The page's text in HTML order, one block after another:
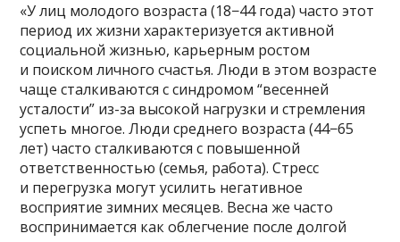
«У лиц молодого возраста (18−44 года) часто этот
период их жизни характеризуется активной
социальной жизнью, карьерным ростом
и поиском личного счастья. Люди в этом возрасте
чаще сталкиваются с синдромом “весенней
усталости” из-за высокой нагрузки и стремления
успеть многое. Люди среднего возраста (44−65
лет) часто сталкиваются с повышенной
ответственностью (семья, работа). Стресс
и перегрузка могут усилить негативное
восприятие зимних месяцев. Весна же часто
воспринимается как облегчение после долгой